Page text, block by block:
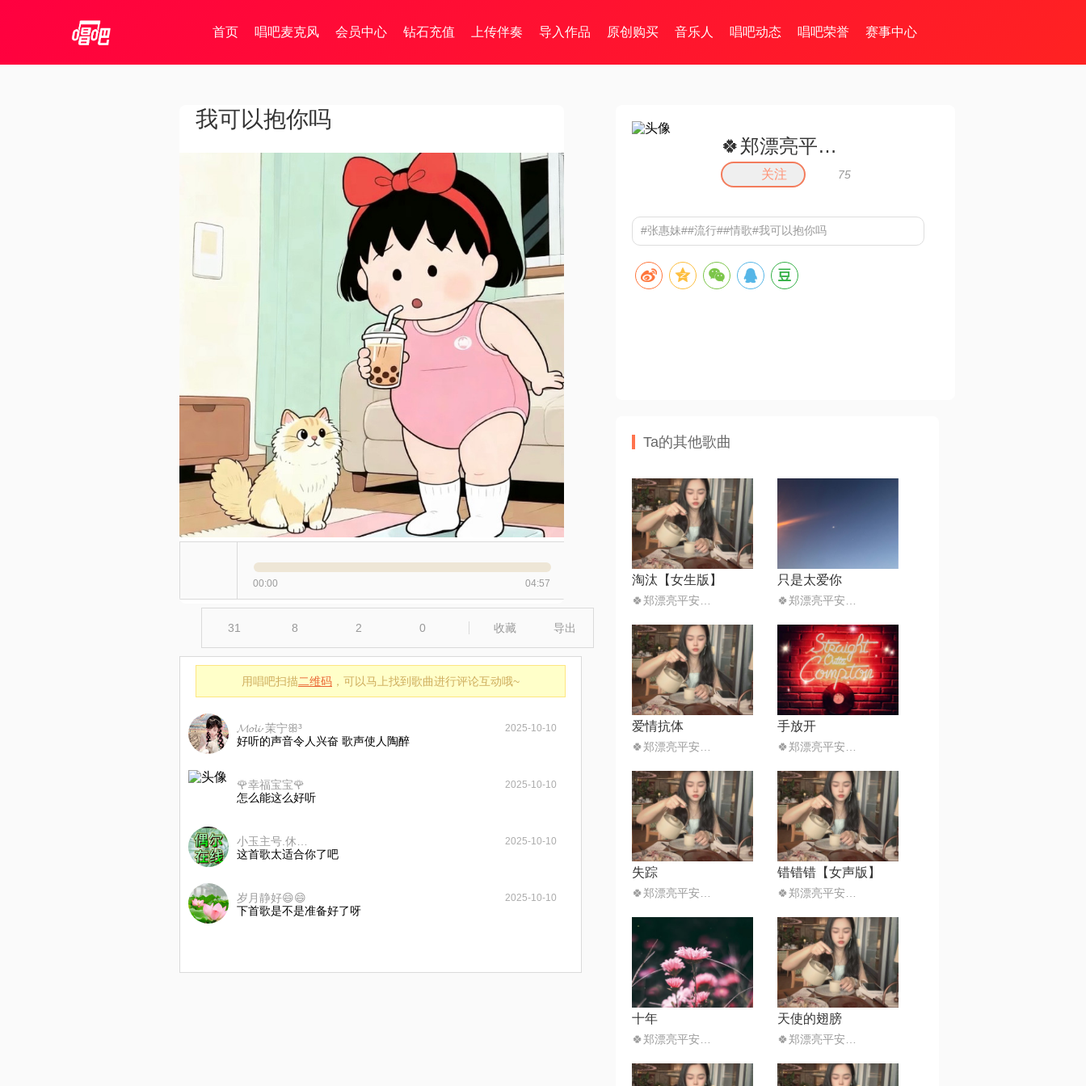
首页 唱吧麦克风 会员中心 钻石充值 上传伴奏 导入作品 原创购买 音乐人 唱吧动态 唱吧荣誉 赛事中心
我可以抱你吗
00:00 04:57
31 8 2 0 收藏 导出
用唱吧扫描二维码 ，可以马上找到歌曲进行评论互动哦~
𝓜𝓸𝓵𝓲·茉宁ꕥ³ 2025-10-10
好听的声音令人兴奋 歌声使人陶醉
🌹幸福宝宝🌹 2025-10-10
怎么能这么好听
2025-10-10
这首歌太适合你了吧
岁月静好😄😄 2025-10-10
下首歌是不是准备好了呀
🍀郑漂亮平安喜乐
关注 75
#张惠妹##流行##情歌#我可以抱你吗
Ta的其他歌曲
淘汰【女生版】 只是太爱你
爱情抗体 手放开
失踪 错错错【女声版】
十年 天使的翅膀